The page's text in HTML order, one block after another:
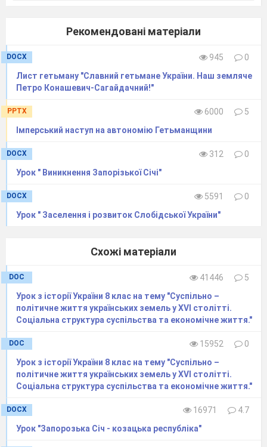
Рекомендовані матеріали
DOCX 945
0
Лист гетьману "Славний гетьмане України. Наш земляче
Петро Конашевич-Сагайдачний!"
PPTX 6000
5
Імперський наступ на автономію Гетьманщини
DOCX 312
0
Урок " Виникнення Запорізької Січі"
DOCX 5591
0
Урок " Заселення і розвиток Слобідської України"
Схожі матеріали
DOC 41446
5
Урок з історії України 8 клас на тему "Суспільно –
політичне життя українських земель у XVI столітті.
Соціальна структура суспільства та економічне життя."
DOC 15952
0
Урок з історії України 8 клас на тему "Суспільно –
політичне життя українських земель у XVI столітті.
Соціальна структура суспільства та економічне життя."
DOCX 16971
4.7
Урок "Запорозька Січ - козацька республіка"